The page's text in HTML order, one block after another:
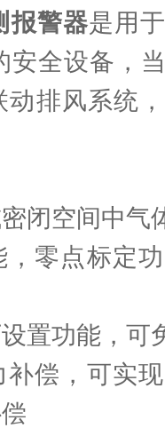
报警器是用
安全设备，
动排风系统
闭空间中气
零点标定
置功能，可
偿，可实